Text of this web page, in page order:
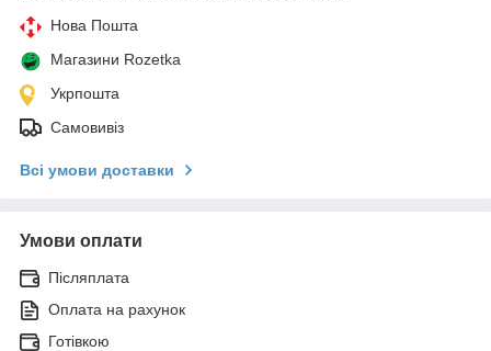
Нова Пошта
Магазини Rozetka
Укрпошта
Самовивіз
Всі умови доставки
Умови оплати
Післяплата
Оплата на рахунок
Готівкою